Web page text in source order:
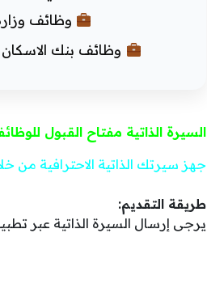
وظائف
وظائف بنك الاسكان
السيرة الذاتية مفتاح القبول
جهز سيرتك الذاتية الاحترافية من
طريقة التقديم:
يرجى إرسال السيرة الذاتية عبر